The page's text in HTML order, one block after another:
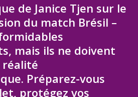
de Janice Tjen sur le
du match Brésil –
mais ils ne doivent
réalité
Préparez-vous
protégez vos